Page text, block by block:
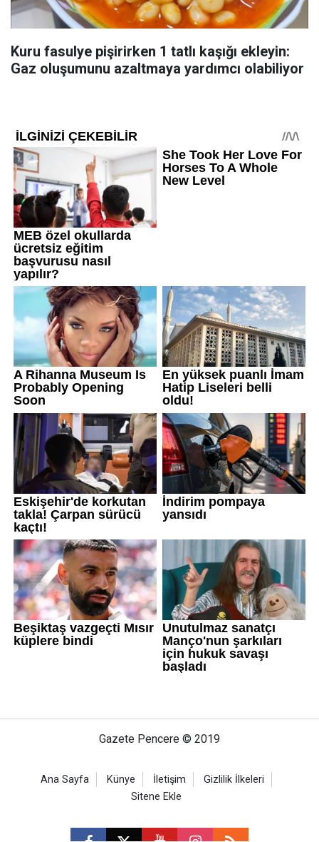
Kuru fasulye pişirirken 1 tatlı kaşığı ekleyin:
Gaz oluşumunu azaltmaya yardımcı olabiliyor
Gazete Pencere © 2019
Ana Sayfa Künye İletişim
Gizlilik İlkeleri
Sitene Ekle